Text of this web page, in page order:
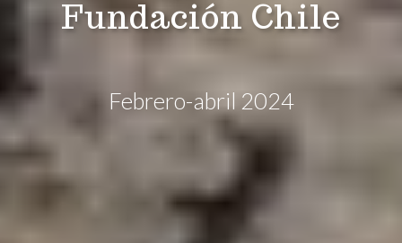
Fundación Chile
Febrero-abril 2024